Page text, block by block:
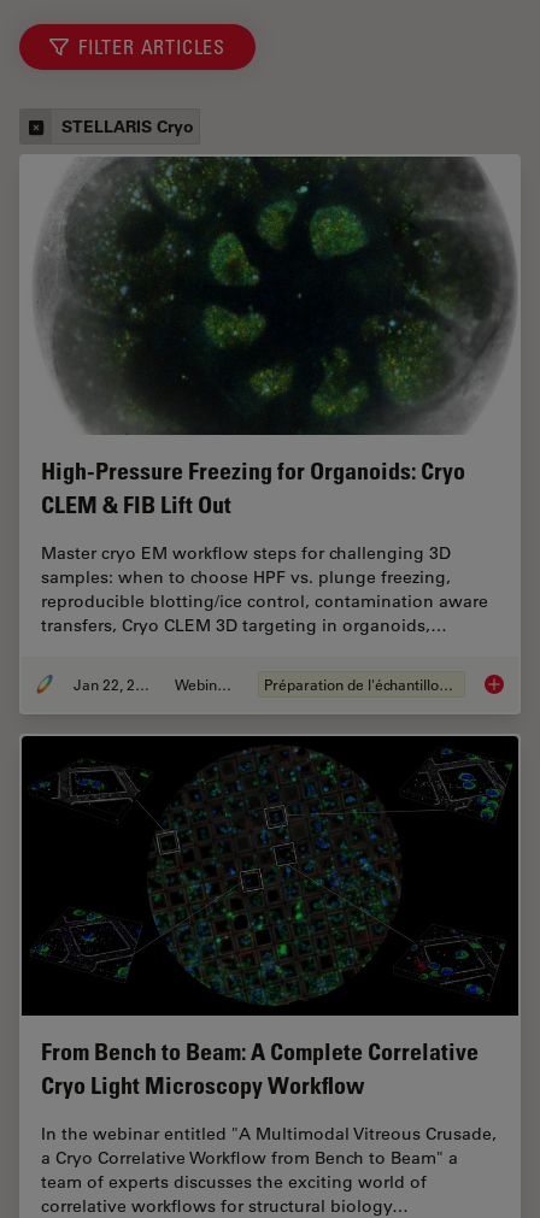
FILTER ARTICLES
STELLARIS Cryo
High-Pressure Freezing for Organoids: Cryo
CLEM & FIB Lift Out
Master cryo EM workflow steps for challenging 3D
samples: when to choose HPF vs. plunge freezing,
reproducible blotting/ice control, contamination aware
transfers, Cryo CLEM 3D targeting in organoids,…
Jan 22, 2026 Webinaire Préparation de l'échantillon EM High-
From Bench to Beam: A Complete Correlative
Cryo Light Microscopy Workflow
In the webinar entitled "A Multimodal Vitreous Crusade,
a Cryo Correlative Workflow from Bench to Beam" a
team of experts discusses the exciting world of
correlative workflows for structural biology…